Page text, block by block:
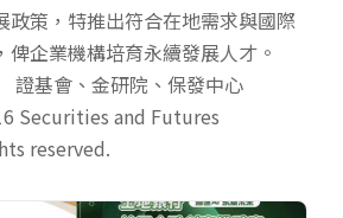
政策，特推出符合在地需求與國際
俾企業機構培育永續發展人才。
證基會、金研院、保發中心
Securities and Futures
reserved.